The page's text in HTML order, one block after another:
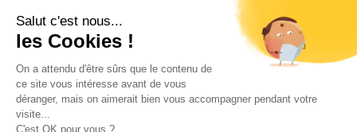
AEF info
Novethic
PRODURABLE
Inclusiv Day
Salut c'est nous...
les Cookies !
On a attendu d'être sûrs que le contenu de
ce site vous intéresse avant de vous
déranger, mais on aimerait bien vous accompagner pendant votre
visite...
C'est OK pour vous ?